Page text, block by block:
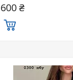
600 ₴